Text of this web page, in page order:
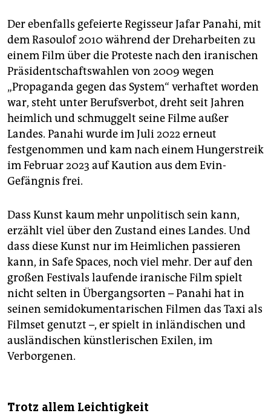
Der ebenfalls gefeierte Regisseur Jafar Panahi, mit
dem Rasoulof 2010 während der Dreharbeiten zu
einem Film über die Proteste nach den iranischen
Präsidentschaftswahlen von 2009 wegen
„Propaganda gegen das System“ verhaftet worden
war, steht unter Berufsverbot, dreht seit Jahren
heimlich und schmuggelt seine Filme außer
Landes. Panahi wurde im Juli 2022 erneut
festgenommen und kam nach einem Hungerstreik
im Februar 2023 auf Kaution aus dem Evin-
Gefängnis frei.
Dass Kunst kaum mehr unpolitisch sein kann,
erzählt viel über den Zustand eines Landes. Und
dass diese Kunst nur im Heimlichen passieren
kann, in Safe Spaces, noch viel mehr. Der auf den
großen Festivals laufende iranische Film spielt
nicht selten in Übergangsorten – Panahi hat in
seinen semidokumentarischen Filmen das Taxi als
Filmset genutzt –, er spielt in inländischen und
ausländischen künstlerischen Exilen, im
Verborgenen.
Trotz allem Leichtigkeit